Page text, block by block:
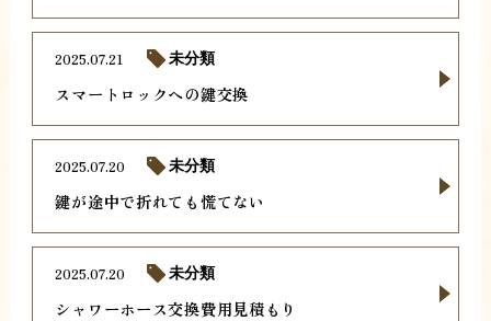
スマートロックへの鍵交換
2025.07.21 未分類
鍵が途中で折れても慌てない
2025.07.20 未分類
シャワーホース交換費用見積もり
2025.07.20 未分類